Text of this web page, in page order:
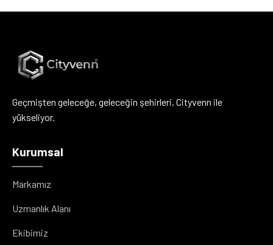
Geçmişten geleceğe, geleceğin şehirleri, Cityvenn ile
yükseliyor.
Kurumsal
Markamız
Uzmanlık Alanı
Ekibimiz